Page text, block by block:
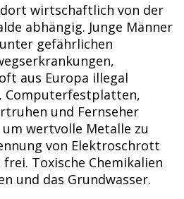
wirtschaftlich von der
abhängig. Junge Männer
gefährlichen
aus Europa illegal
Computerfestplatten,
und Fernseher
wertvolle Metalle zu
von Elektroschrott
Toxische Chemikalien
und das Grundwasser.